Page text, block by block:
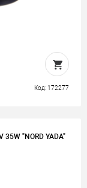
Код: 172277
"NORD YADA"